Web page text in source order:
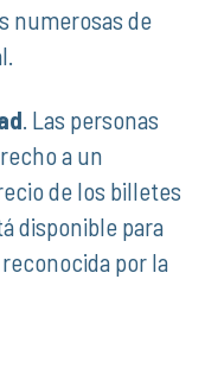
numerosas de
. Las personas
a un
de los billetes
disponible para
por la